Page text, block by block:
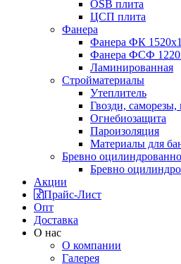
OSB плита
ЦСП плита
Фанера
Фанера ФК
Фанера ФСФ
Ламинированная
Стройматериалы
Утеплитель
Гвозди, саморезы,
Огнебиозащита
Пароизоляция
Материалы для
Бревно
Бревно
Акции
Прайс-Лист
Опт
Доставка
О нас
О компании
Галерея